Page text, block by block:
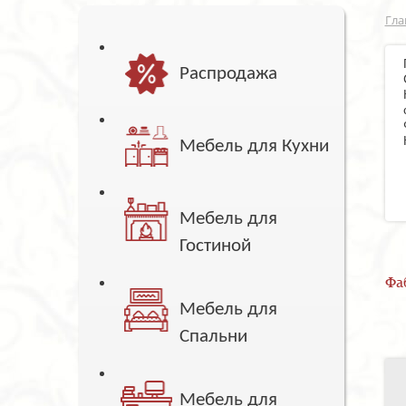
Распродажа
Мебель для Кухни
Мебель для
Гостиной
Мебель для
Спальни
Мебель для